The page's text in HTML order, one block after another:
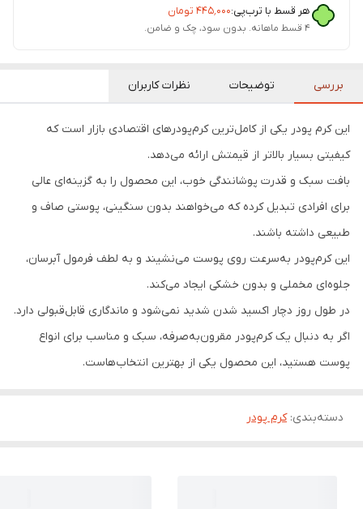
هر قسط با ترب‌پی:۴۴۵٬۰۰۰ تومان
۴ قسط ماهانه. بدون سود، چک و ضامن.
بررسی توضیحات نظرات کاربران
این کرم پودر یکی از کامل‌ترین کرم‌پودرهای اقتصادی بازار است که
کیفیتی بسیار بالاتر از قیمتش ارائه می‌دهد.
بافت سبک و قدرت پوشانندگی خوب، این محصول را به گزینه‌ای عالی
برای افرادی تبدیل کرده که می‌خواهند بدون سنگینی، پوستی صاف و
طبیعی داشته باشند.
این کرم‌پودر به‌سرعت روی پوست می‌نشیند و به لطف فرمول آبرسان،
جلوه‌ای مخملی و بدون خشکی ایجاد می‌کند.
در طول روز دچار اکسید شدن شدید نمی‌شود و ماندگاری قابل‌قبولی دارد.
اگر به دنبال یک کرم‌پودر مقرون‌به‌صرفه، سبک و مناسب برای انواع
پوست هستید، این محصول یکی از بهترین انتخاب‌هاست.
دسته‌بندی:کرم پودر